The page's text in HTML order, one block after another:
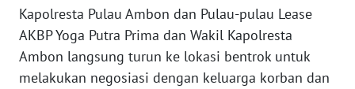
Kapolresta Pulau Ambon dan Pulau-pulau Lease
AKBP Yoga Putra Prima dan Wakil Kapolresta
Ambon langsung turun ke lokasi bentrok untuk
melakukan negosiasi dengan keluarga korban dan
WN
RIAU